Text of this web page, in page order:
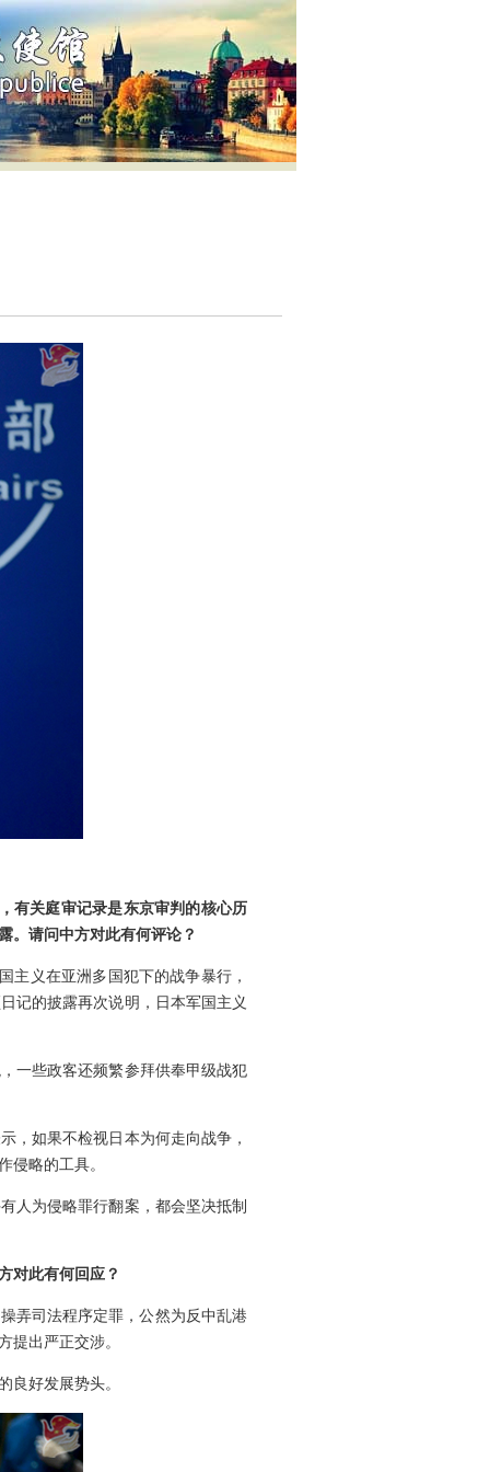
有关庭审记录是东京审判的核心历
。请问中方对此有何评论？
主义在亚洲多国犯下的战争暴行，
记的披露再次说明，日本军国主义
一些政客还频繁参拜供奉甲级战犯
，如果不检视日本为何走向战争，
侵略的工具。
人为侵略罪行翻案，都会坚决抵制
对此有何回应？
弄司法程序定罪，公然为反中乱港
提出严正交涉。
良好发展势头。